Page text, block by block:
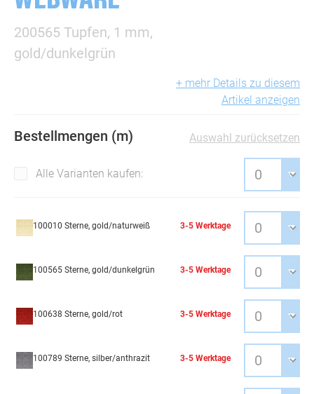
200565 Tupfen, 1 mm,
gold/dunkelgrün
+ mehr Details zu diesem
Artikel anzeigen
Bestellmengen (m) Auswahl zurücksetzen
Alle Varianten kaufen:
100010 Sterne, gold/naturweiß 3-5 Werktage
100565 Sterne, gold/dunkelgrün 3-5 Werktage
100638 Sterne, gold/rot 3-5 Werktage
100789 Sterne, silber/anthrazit 3-5 Werktage